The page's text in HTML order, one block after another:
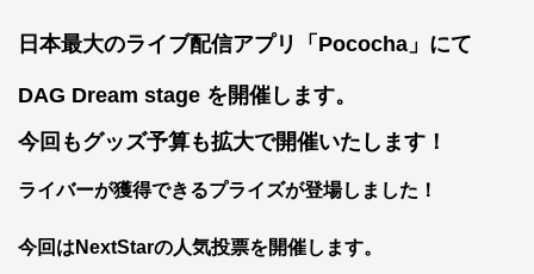
日本最大のライブ配信アプリ「Pococha」にて
DAG Dream stage を開催します。
今回もグッズ予算も拡大で開催いたします！
ライバーが獲得できるプライズが登場しました！
今回はNextStarの人気投票を開催します。